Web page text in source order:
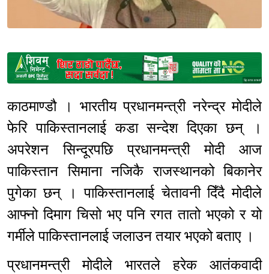
Sponsored
काठमाण्डौ । भारतीय प्रधानमन्त्री नरेन्द्र मोदीले
फेरि पाकिस्तानलाई कडा सन्देश दिएका छन् ।
अपरेशन सिन्दूरपछि प्रधानमन्त्री मोदी आज
पाकिस्तान सिमाना नजिकै राजस्थानको बिकानेर
पुगेका छन् । पाकिस्तानलाई चेतावनी दिँदै मोदीले
आफ्नो दिमाग चिसो भए पनि रगत तातो भएको र यो
गर्मीले पाकिस्तानलाई जलाउन तयार भएको बताए ।
प्रधानमन्त्री मोदीले भारतले हरेक आतंकवादी